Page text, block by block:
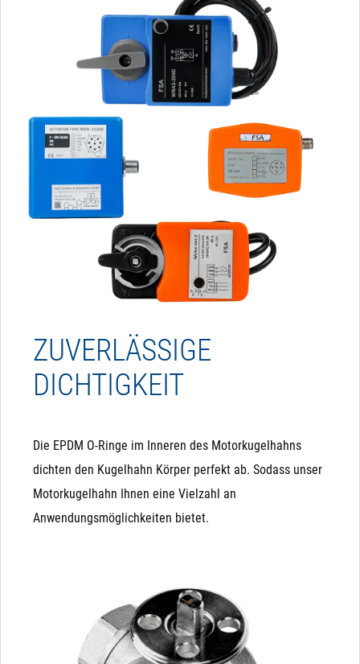
ZUVERLÄSSIGE
DICHTIGKEIT
Die EPDM O-Ringe im Inneren des Motorkugelhahns
dichten den Kugelhahn Körper perfekt ab. Sodass unser
Motorkugelhahn Ihnen eine Vielzahl an
Anwendungsmöglichkeiten bietet.